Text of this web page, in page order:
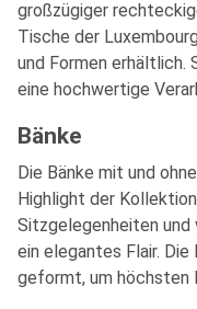
großzügiger
Tische der
und Formen erhältlich.
eine hochwertige
Bänke
Die Bänke mit und
Highlight der
Sitzgelegenheiten und
ein elegantes Flair. Die
geformt, um höchsten